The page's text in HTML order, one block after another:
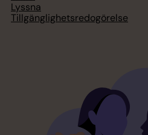
Lyssna
Tillgänglighetsredogörelse